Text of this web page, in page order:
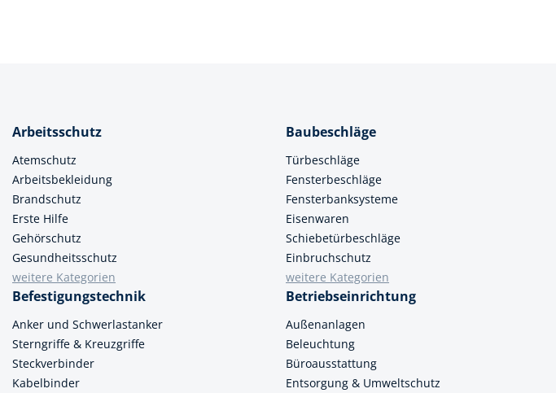
Arbeitsschutz
Atemschutz
Arbeitsbekleidung
Brandschutz
Erste Hilfe
Gehörschutz
Gesundheitsschutz
weitere Kategorien
Baubeschläge
Türbeschläge
Fensterbeschläge
Fensterbanksysteme
Eisenwaren
Schiebetürbeschläge
Einbruchschutz
weitere Kategorien
Befestigungstechnik
Anker und Schwerlastanker
Sterngriffe & Kreuzgriffe
Steckverbinder
Kabelbinder
Betriebseinrichtung
Außenanlagen
Beleuchtung
Büroausstattung
Entsorgung & Umweltschutz